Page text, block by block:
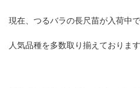
現在、つるバラの長尺苗が入荷中で
人気品種を多数取り揃えておりま